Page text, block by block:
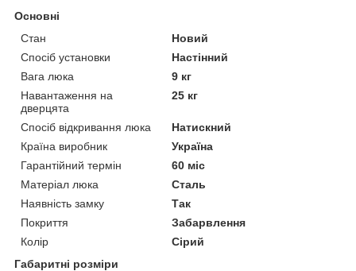
Основні
Стан
Новий
Спосіб установки
Настінний
Вага люка
9 кг
Навантаження на
дверцята
25 кг
Спосіб відкривання люка
Натискний
Країна виробник
Україна
Гарантійний термін
60 міс
Матеріал люка
Сталь
Наявність замку
Так
Покриття
Забарвлення
Колір
Сірий
Габаритні розміри